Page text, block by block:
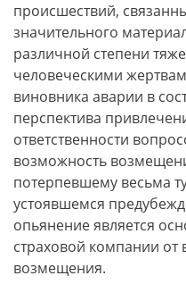
происшествий,
значительного
различной степени
человеческими
виновника аварии в
перспектива
ответственности
возможность
потерпевшему весьма
устоявшемся
опьянение является
страховой компании от
возмещения.